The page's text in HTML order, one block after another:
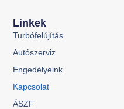
Linkek
Turbófelújítás
Autószerviz
Engedélyeink
Kapcsolat
ÁSZF